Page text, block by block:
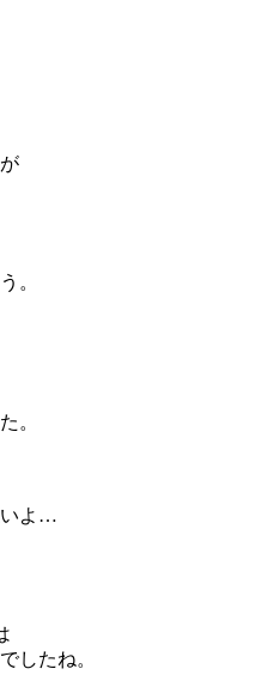
。
。
いよ…
したね。